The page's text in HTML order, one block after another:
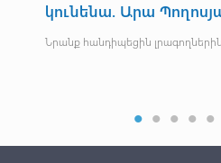
կունենա. Արա
Նրանք հանդիպեցին